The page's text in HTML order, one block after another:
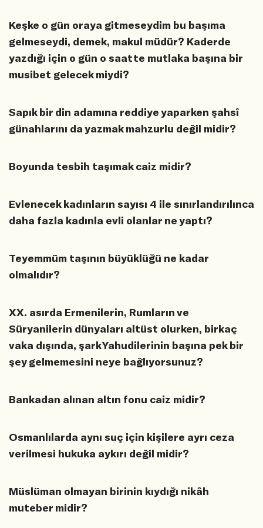
Keşke o gün oraya gitmeseydim bu başıma
gelmeseydi, demek, makul müdür? Kaderde
yazdığı için o gün o saatte mutlaka başına bir
musibet gelecek miydi?
Sapık bir din adamına reddiye yaparken şahsî
günahlarını da yazmak mahzurlu değil midir?
Boyunda tesbih taşımak caiz midir?
Evlenecek kadınların sayısı 4 ile sınırlandırılınca
daha fazla kadınla evli olanlar ne yaptı?
Teyemmüm taşının büyüklüğü ne kadar
olmalıdır?
XX. asırda Ermenilerin, Rumların ve
Süryanilerin dünyaları altüst olurken, birkaç
vaka dışında, şark Yahudilerinin başına pek bir
şey gelmemesini neye bağlıyorsunuz?
Bankadan alınan altın fonu caiz midir?
Osmanlılarda aynı suç için kişilere ayrı ceza
verilmesi hukuka aykırı değil midir?
Müslüman olmayan birinin kıydığı nikâh
muteber midir?